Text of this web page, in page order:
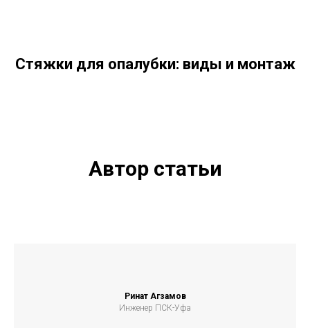
Стяжки для опалубки: виды и монтаж
Автор статьи
Ринат Агзамов
Инженер ПСК-Уфа